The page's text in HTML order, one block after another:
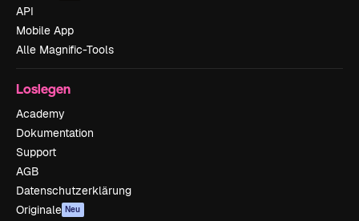
API
Mobile App
Alle Magnific-Tools
Loslegen
Academy
Dokumentation
Support
AGB
Datenschutzerklärung
Originale Neu